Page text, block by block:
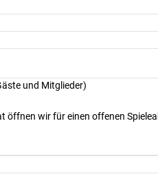
und Mitglieder)
öffnen wir für einen offenen